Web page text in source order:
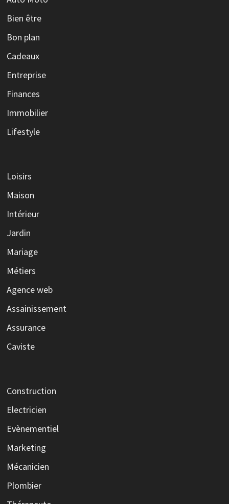
Bien être
Bon plan
Cadeaux
Entreprise
Finances
Immobilier
Lifestyle
Loisirs
Maison
Intérieur
Jardin
Mariage
Métiers
Agence web
Assainissement
Assurance
Caviste
Construction
Electricien
Evènementiel
Marketing
Mécanicien
Plombier